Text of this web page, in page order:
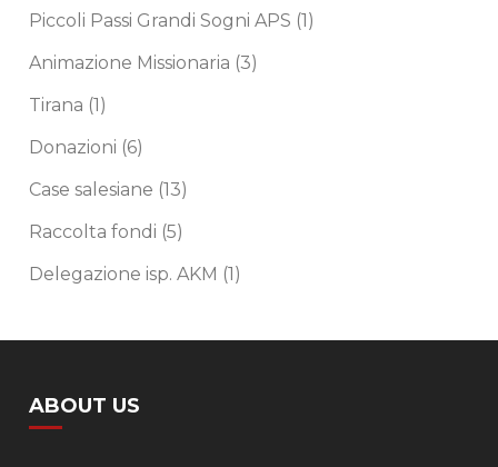
Piccoli Passi Grandi Sogni APS (1)
Animazione Missionaria (3)
Tirana (1)
Donazioni (6)
Case salesiane (13)
Raccolta fondi (5)
Delegazione isp. AKM (1)
ABOUT US